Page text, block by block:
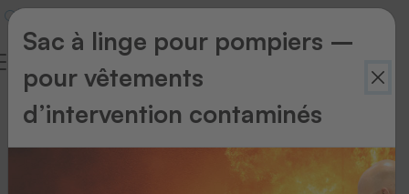
Accessoires
Mit
Sac à linge pour pompiers –
pour vêtements
d’intervention contaminés